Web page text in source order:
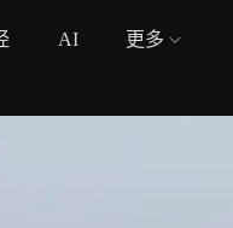
AI 更多